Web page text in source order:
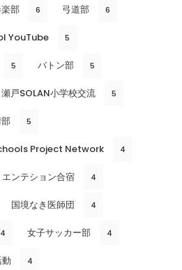
部 6 弓道部 6
YouTube 5
5 バトン部 5
瀬戸SOLAN小学校交流 5
5
Project Network 4
エンテション合宿 4
国境なき医師団 4
4 女子サッカー部 4
4